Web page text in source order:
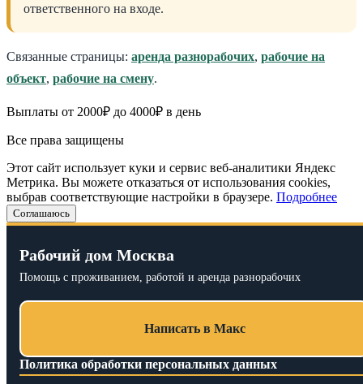
ответственного на входе.
Связанные страницы: аренда разнорабочих, рабочие на
объект, рабочие на смену.
Выплаты от 2000₽ до 4000₽ в день
Все права защищены
Этот сайт использует куки и сервис веб-аналитики Яндекс
Метрика. Вы можете отказаться от использования cookies,
выбрав соответствующие настройки в браузере. Подробнее
Соглашаюсь
Рабочий дом Москва
Помощь с проживанием, работой и аренда разнорабочих
Написать в Макс
Политика обработки персональных данных